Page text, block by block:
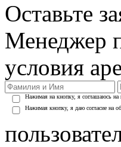
Оставьте
Менеджер
условия
Нажимая на кнопку, я соглашаюсь на
Нажимая кнопку, я даю согласие на